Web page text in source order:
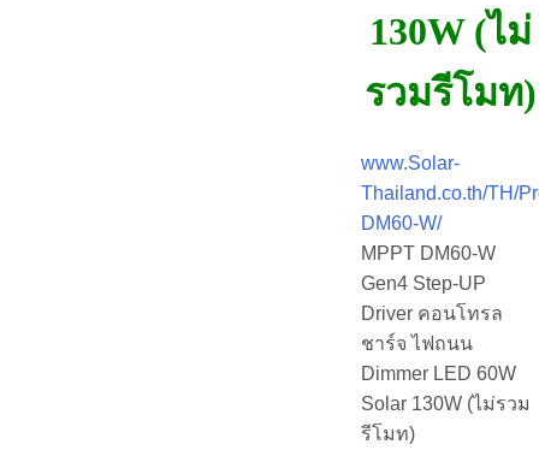
130W (ไม่
รวมรีโมท)
www.Solar-
Thailand.co.th/TH/
DM60-W/
MPPT DM60-W
Gen4 Step-UP
Driver คอนโทรล
ชาร์จ ไฟถนน
Dimmer LED 60W
Solar 130W (ไม่รวม
รีโมท)